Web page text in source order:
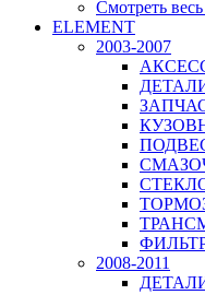
Смотреть
ELEMENT
2003-2007
2008-2011